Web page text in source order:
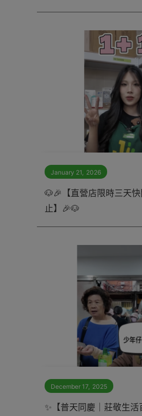
活動 🔥 省錢x公益x好禮
January 21 2026
🐶🎉【直營店限時三天
止】🎉🐶
December 17, 2025
✨【普天同慶｜莊敬生活